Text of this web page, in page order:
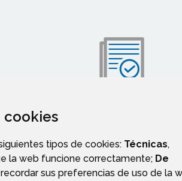
cookies
tipos de cookies: Técnicas,
la web funcione correctamente; De
sus preferencias de uso de la